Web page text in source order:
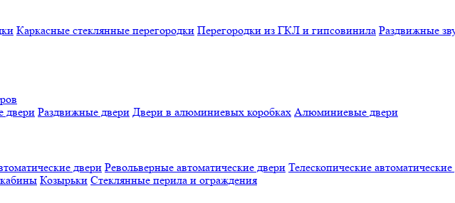
Каркасные стеклянные перегородки Перегородки из ГКЛ и гипсовинила Раздвижные
двери Раздвижные двери Двери в алюминиевых коробках Алюминиевые двери
двери Револьверные автоматические двери Телескопические
Козырьки Стеклянные перила и ограждения